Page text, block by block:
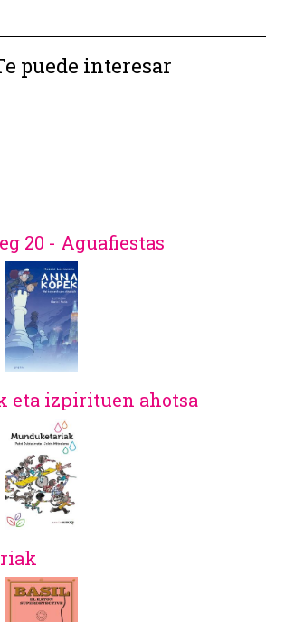
puede interesar
20 - Aguafiestas
eta izpirituen ahotsa